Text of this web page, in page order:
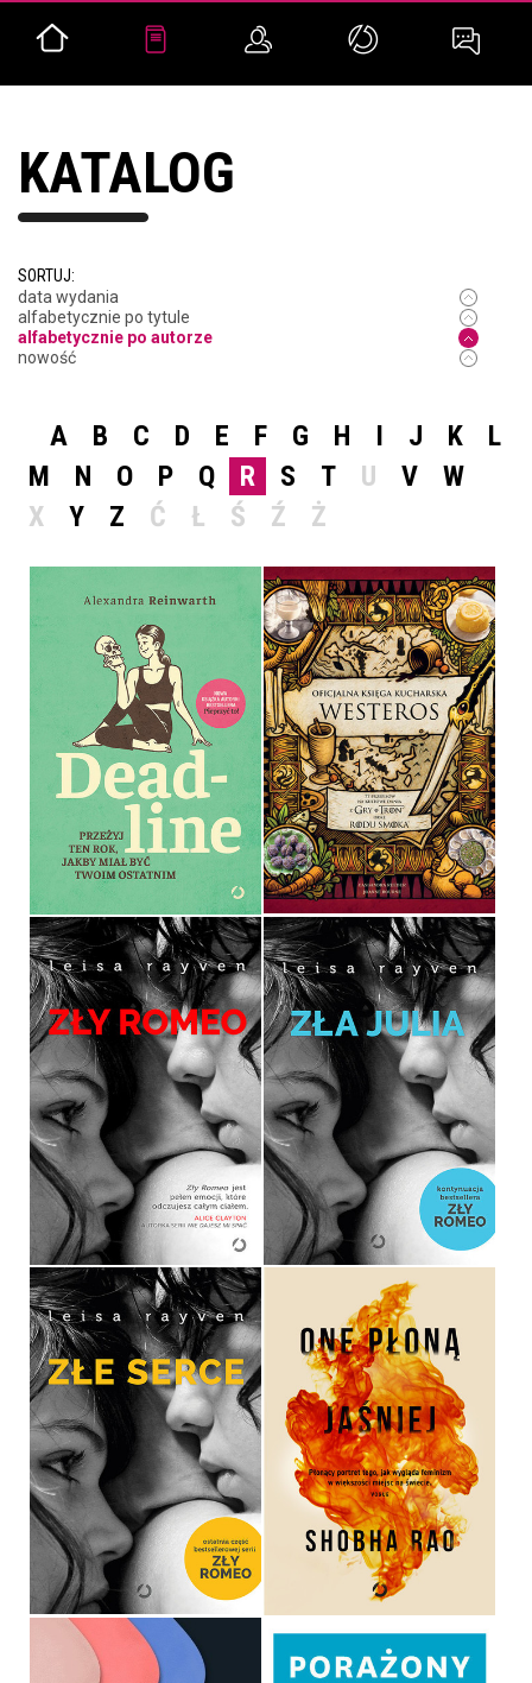
KATALOG
SORTUJ:
data wydania
alfabetycznie po tytule
alfabetycznie po autorze
nowość
A B C D E F G H I J K
L
M
N O P Q R S T U V
W
X
Y Z Ć Ł Ś Ź Ż
DEADLINE
ALEXANDRA REINWARTH
OPRAWA MIĘKKA
39,99 ZŁ
OFICJALNA KSIĘGA
KUCHARSKA WESTEROS.
77 PRZEPISÓW NA
KULTOWE DANIA Z GRY O
TRON ​​ORAZ RODU SMOKA
CASSANDRA REEDER,
JOANNE BOURNE
OPRAWA TWARDA
79,99 ZŁ
ZŁY ROMEO
LEISA RAYVEN
OPRAWA MIĘKKA
36,90 ZŁ
ZŁA JULIA
LEISA RAYVEN
36,90 ZŁ
ZŁE SERCE
LEISA RAYVEN
OPRAWA MIĘKKA
36,90 ZŁ
ONE PŁONĄ JAŚNIEJ
SHOBHA RAO
OPRAWA MIĘKKA ZE SKRZYDEŁKAMI
39,90 ZŁ